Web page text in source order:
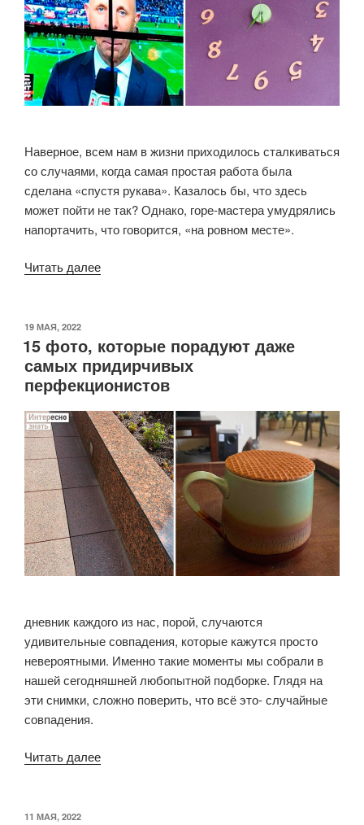
красотой»
Наверное, всем нам в жизни приходилось сталкиваться
со случаями, когда самая простая работа была
сделана «спустя рукава». Казалось бы, что здесь
может пойти не так? Однако, горе-мастера умудрялись
напортачить, что говорится, «на ровном месте».
Читать далее«12
по
принципу
«и
сойдёт»»
ОПУБЛИКОВАНО
19 МАЯ, 2022
15 фото, которые порадуют даже
самых придирчивых
перфекционистов
дневник каждого из нас, порой, случаются
удивительные совпадения, которые кажутся просто
невероятными. Именно такие моменты мы собрали в
нашей сегодняшней любопытной подборке. Глядя на
эти снимки, сложно поверить, что всё это- случайные
совпадения.
Читать далее«15
ОПУБЛИКОВАНО
11 МАЯ, 2022